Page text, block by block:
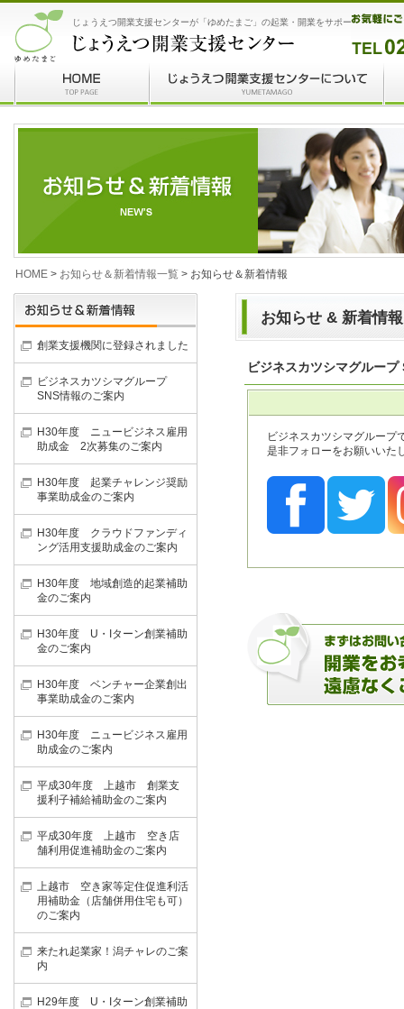
じょうえつ開業支援センターが「ゆめたまご」の起業・開業をサポート
HOME > お知らせ＆新着情報一覧 > お知らせ＆新着情報
お知らせ & 新着情報
ビジネスカツシマグループ
ビジネスカツシマグループ
是非フォローをお願いいた
創業支援機関に登録されました
ビジネスカツシマグループ
SNS情報のご案内
H30年度 ニュービジネス雇用
助成金 2次募集のご案内
H30年度 起業チャレンジ奨励
事業助成金のご案内
H30年度 クラウドファンディ
ング活用支援助成金のご案内
H30年度 地域創造的起業補助
金のご案内
H30年度 U・Iターン創業補助
金のご案内
H30年度 ベンチャー企業創出
事業助成金のご案内
H30年度 ニュービジネス雇用
助成金のご案内
平成30年度 上越市 創業支
援利子補給補助金のご案内
平成30年度 上越市 空き店
舗利用促進補助金のご案内
上越市 空き家等定住促進利活
用補助金（店舗併用住宅も可）
のご案内
来たれ起業家！潟チャレのご案
内
H29年度 U・Iターン創業補助